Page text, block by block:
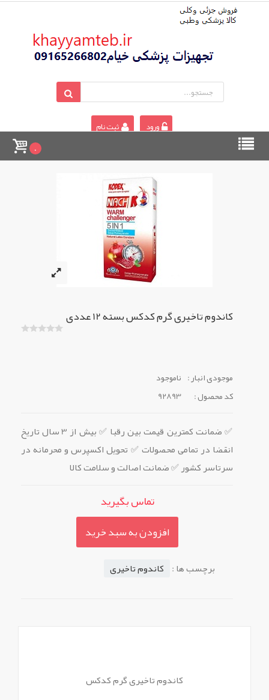
ورود ثبت نام
0
کاندوم تاخیری گرم کدکس بسته 12 عددی
موجودی انبار : ناموجود
کد محصول :
92893
✅ ضمانت کمترین قیمت بین رقبا ✅ بیش از 3 سال تاریخ
انقضا در تمامی محصولات ✅ تحویل اکسپرس و محرمانه در
سرتاسر کشور ✅ ضمانت اصالت و سلامت کالا
تماس بگیرید
افزودن به سبد خرید
برچسب ها : کاندوم تاخیری
کاندوم تاخیری گرم کدکس